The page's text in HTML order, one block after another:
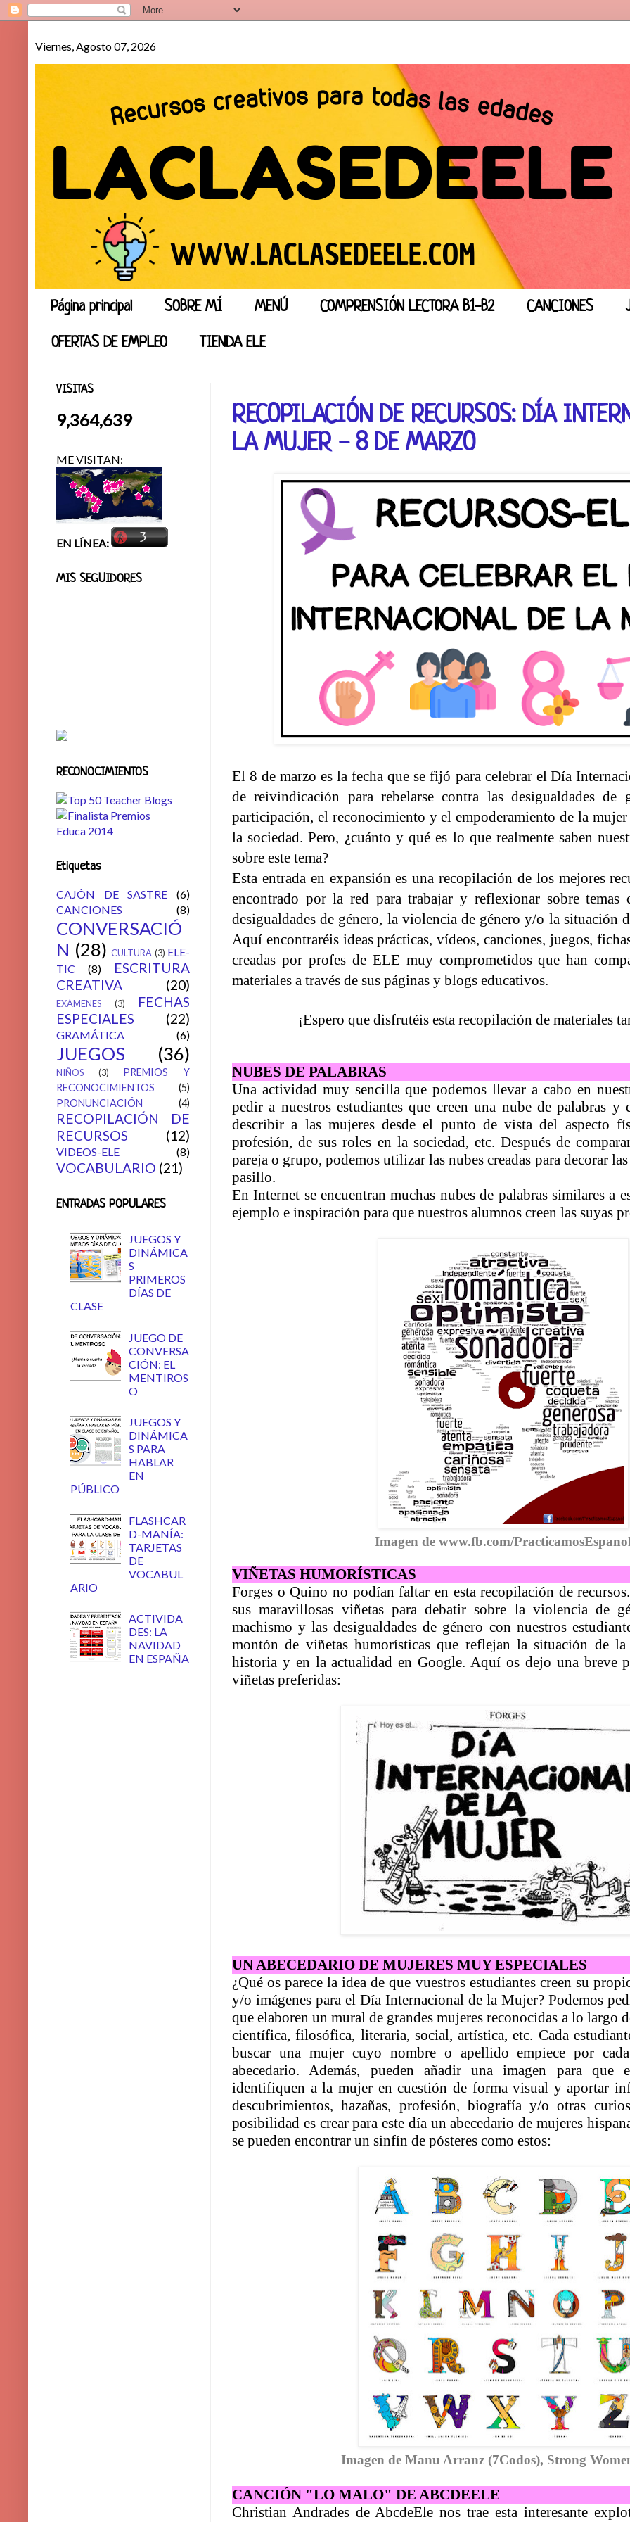
Viernes, Agosto 07, 2026
Página principal SOBRE MÍ MENÚ COMPRENSIÓN LECTORA B1-B2 CANCIONES
OFERTAS DE EMPLEO TIENDA ELE
RECOPILACIÓN DE RECURSOS: DÍA
LA MUJER - 8 DE MARZO
El 8 de marzo es la fecha que se fijó para celebrar el Día
de reivindicación para rebelarse contra las desigualdades
participación, el reconocimiento y el empoderamiento de la
la sociedad. Pero, ¿cuánto y qué es lo que realmente saben
sobre este tema?
Esta entrada en expansión es una recopilación de los mejores
encontrado por la red para trabajar y reflexionar sobre temas
desigualdades de género, la violencia de género y/o la situación
Aquí encontraréis ideas prácticas, vídeos, canciones, juegos,
creadas porprofes de ELE muy comprometidos que han
materiales a través de sus páginas y blogs educativos.
¡Espero que disfrutéis esta recopilación de materiales
NUBES DE PALABRAS
Una actividad muy sencilla que podemos llevar a cabo en
pedir a nuestros estudiantes que creen una nube de palabras y
describir a las mujeres desde el punto de vista del aspecto
profesión, de sus roles en la sociedad, etc. Después de
pareja o grupo, podemos utilizar las nubes creadas para decorar
pasillo.
En Internet se encuentran muchas nubes de palabras similares a
ejemplo e inspiración para que nuestros alumnos creen las suyas
Imagen de www.fb.com/
VIÑETAS HUMORÍSTICAS
Forges o Quino no podían faltar en esta recopilación de
sus maravillosas viñetas para debatir sobre la violencia de
machismo y las desigualdades de género con nuestros
montón de viñetas humorísticas que reflejan la situación de
historia y en la actualidad en Google. Aquí os dejo una breve
viñetas preferidas:
UN ABECEDARIO DE MUJERES MUY ESPECIALES
¿Qué os parece la idea de que vuestros estudiantes creen su
y/o imágenes para el Día Internacional de la Mujer? Podemos
que elaboren un mural de grandes mujeres reconocidas a lo largo
científica, filosófica, literaria, social, artística, etc. Cada
buscar una mujer cuyo nombre o apellido empiece por
abecedario. Además, pueden añadir una imagen para que
identifiquen a la mujer en cuestión de forma visual y aportar
descubrimientos, hazañas, profesión, biografía y/o otras
posibilidad es crear para este día un abecedario de mujeres
se pueden encontrar un sinfín de pósteres como estos:
Imagen de Manu Arranz (7Codos), Strong
CANCIÓN "LO MALO" DE ABCDEELE
Christian Andrades de AbcdeEle nos trae esta interesante
VISITAS
9,364,639
ME VISITAN:
EN LÍNEA:
MIS SEGUIDORES
RECONOCIMIENTOS
Etiquetas
CAJÓN DE SASTRE
(6)
CANCIONES
(8)
CONVERSACIÓ
N (28) CULTURA (3) ELE-
TIC
(8)
ESCRITURA
CREATIVA
(20)
EXÁMENES (3)
FECHAS
ESPECIALES
(22)
GRAMÁTICA (6)
JUEGOS (36)
NIÑOS (3)
PREMIOS Y
RECONOCIMIENTOS
(5)
PRONUNCIACIÓN
(4)
RECOPILACIÓN DE
RECURSOS
(12)
VIDEOS-ELE (8)
VOCABULARIO (21)
ENTRADAS POPULARES
JUEGOS Y
DINÁMICA
S
PRIMEROS
DÍAS DE
CLASE
JUEGO DE
CONVERSA
CIÓN: EL
MENTIROS
O
JUEGOS Y
DINÁMICA
S PARA
HABLAR
EN
PÚBLICO
FLASHCAR
D-MANÍA:
TARJETAS
DE
VOCABUL
ARIO
ACTIVIDA
DES: LA
NAVIDAD
EN ESPAÑA